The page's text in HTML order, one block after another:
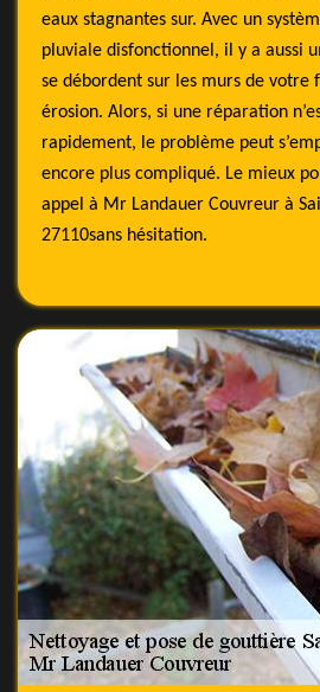
eaux stagnantes sur. Avec un
pluviale disfonctionnel, il y a aussi
se débordent sur les murs de votre
érosion. Alors, si une réparation
rapidement, le problème peut
encore plus compliqué. Le mieux
appel à Mr Landauer Couvreur à
27110sans hésitation.